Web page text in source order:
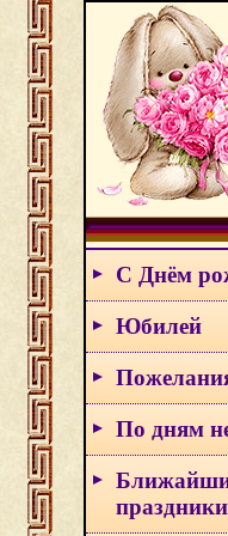
С Днём
Юбилей
По дням
праздники